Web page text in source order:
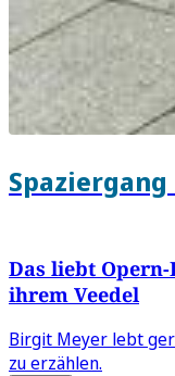
Das liebt
ihrem Veedel
Birgit Meyer lebt
zu erzählen.